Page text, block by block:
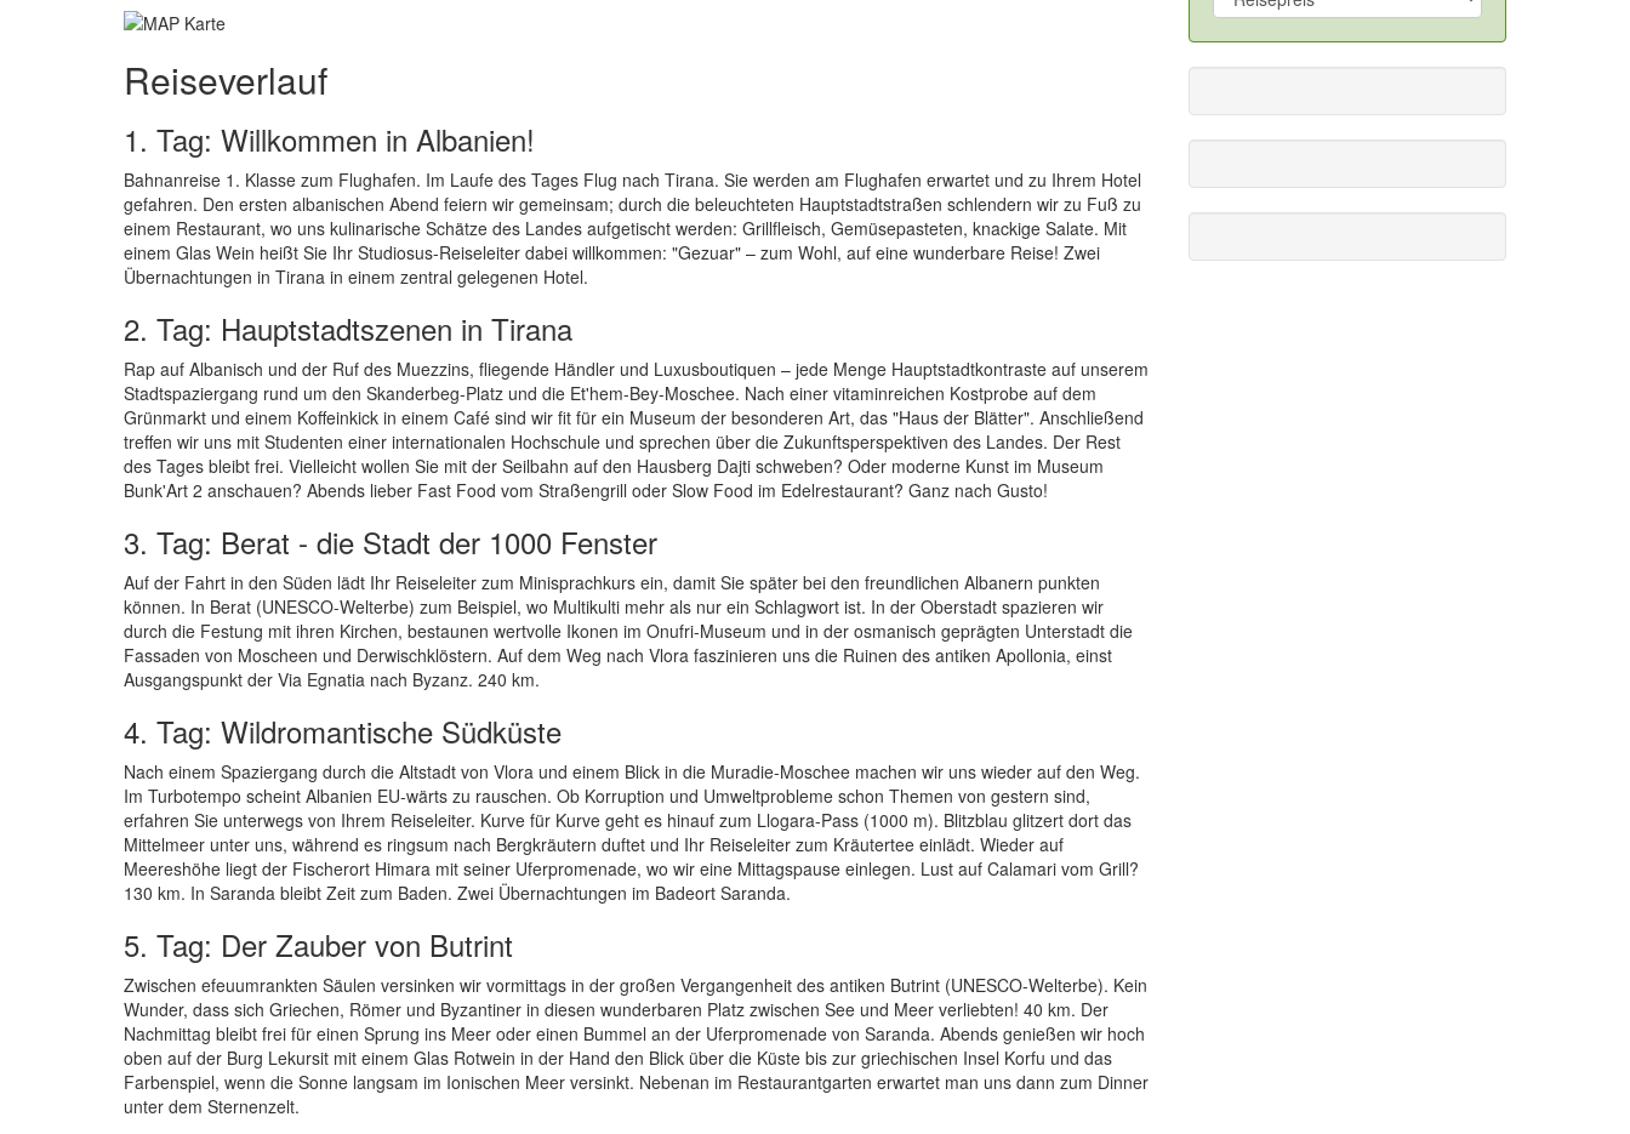
Reiseverlauf
1. Tag: Willkommen in Albanien!
Bahnanreise 1. Klasse zum Flughafen. Im Laufe des Tages Flug nach Tirana. Sie werden am Flughafen erwartet und zu Ihrem Hotel
gefahren. Den ersten albanischen Abend feiern wir gemeinsam; durch die beleuchteten Hauptstadtstraßen schlendern wir zu Fuß zu
einem Restaurant, wo uns kulinarische Schätze des Landes aufgetischt werden: Grillfleisch, Gemüsepasteten, knackige Salate. Mit
einem Glas Wein heißt Sie Ihr Studiosus-Reiseleiter dabei willkommen: "Gezuar" – zum Wohl, auf eine wunderbare Reise! Zwei
Übernachtungen in Tirana in einem zentral gelegenen Hotel.
2. Tag: Hauptstadtszenen in Tirana
Rap auf Albanisch und der Ruf des Muezzins, fliegende Händler und Luxusboutiquen – jede Menge Hauptstadtkontraste auf unserem
Stadtspaziergang rund um den Skanderbeg-Platz und die Et'hem-Bey-Moschee. Nach einer vitaminreichen Kostprobe auf dem
Grünmarkt und einem Koffeinkick in einem Café sind wir fit für ein Museum der besonderen Art, das "Haus der Blätter". Anschließend
treffen wir uns mit Studenten einer internationalen Hochschule und sprechen über die Zukunftsperspektiven des Landes. Der Rest
des Tages bleibt frei. Vielleicht wollen Sie mit der Seilbahn auf den Hausberg Dajti schweben? Oder moderne Kunst im Museum
Bunk'Art 2 anschauen? Abends lieber Fast Food vom Straßengrill oder Slow Food im Edelrestaurant? Ganz nach Gusto!
3. Tag: Berat - die Stadt der 1000 Fenster
Auf der Fahrt in den Süden lädt Ihr Reiseleiter zum Minisprachkurs ein, damit Sie später bei den freundlichen Albanern punkten
können. In Berat (UNESCO-Welterbe) zum Beispiel, wo Multikulti mehr als nur ein Schlagwort ist. In der Oberstadt spazieren wir
durch die Festung mit ihren Kirchen, bestaunen wertvolle Ikonen im Onufri-Museum und in der osmanisch geprägten Unterstadt die
Fassaden von Moscheen und Derwischklöstern. Auf dem Weg nach Vlora faszinieren uns die Ruinen des antiken Apollonia, einst
Ausgangspunkt der Via Egnatia nach Byzanz. 240 km.
4. Tag: Wildromantische Südküste
Nach einem Spaziergang durch die Altstadt von Vlora und einem Blick in die Muradie-Moschee machen wir uns wieder auf den Weg.
Im Turbotempo scheint Albanien EU-wärts zu rauschen. Ob Korruption und Umweltprobleme schon Themen von gestern sind,
erfahren Sie unterwegs von Ihrem Reiseleiter. Kurve für Kurve geht es hinauf zum Llogara-Pass (1000 m). Blitzblau glitzert dort das
Mittelmeer unter uns, während es ringsum nach Bergkräutern duftet und Ihr Reiseleiter zum Kräutertee einlädt. Wieder auf
Meereshöhe liegt der Fischerort Himara mit seiner Uferpromenade, wo wir eine Mittagspause einlegen. Lust auf Calamari vom Grill?
130 km. In Saranda bleibt Zeit zum Baden. Zwei Übernachtungen im Badeort Saranda.
5. Tag: Der Zauber von Butrint
Zwischen efeuumrankten Säulen versinken wir vormittags in der großen Vergangenheit des antiken Butrint (UNESCO-Welterbe). Kein
Wunder, dass sich Griechen, Römer und Byzantiner in diesen wunderbaren Platz zwischen See und Meer verliebten! 40 km. Der
Nachmittag bleibt frei für einen Sprung ins Meer oder einen Bummel an der Uferpromenade von Saranda. Abends genießen wir hoch
oben auf der Burg Lekursit mit einem Glas Rotwein in der Hand den Blick über die Küste bis zur griechischen Insel Korfu und das
Farbenspiel, wenn die Sonne langsam im Ionischen Meer versinkt. Nebenan im Restaurantgarten erwartet man uns dann zum Dinner
unter dem Sternenzelt.